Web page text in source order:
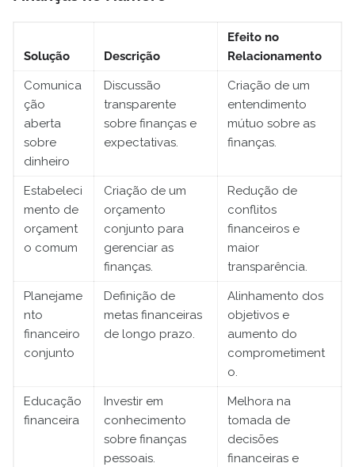
Solução Descrição
Efeito no
Relacionamento
Comunica
ção
aberta
sobre
dinheiro
Discussão
transparente
sobre finanças e
expectativas.
Criação de um
entendimento
mútuo sobre as
finanças.
Estabeleci
mento de
orçament
o comum
Criação de um
orçamento
conjunto para
gerenciar as
finanças.
Redução de
conflitos
financeiros e
maior
transparência.
Planejame
nto
financeiro
conjunto
Definição de
metas financeiras
de longo prazo.
Alinhamento dos
objetivos e
aumento do
comprometiment
o.
Educação
financeira
Investir em
conhecimento
sobre finanças
pessoais.
Melhora na
tomada de
decisões
financeiras e